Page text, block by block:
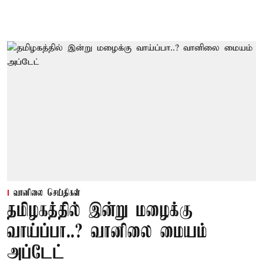
வானிலை செய்திகள்
தமிழகத்தில் இன்று மழைக்கு
வாய்ப்பா..? வானிலை மையம்
அப்டேட்